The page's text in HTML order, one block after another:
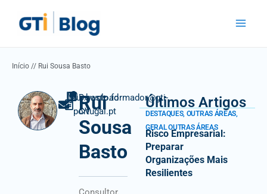
content
Início // Rui Sousa Basto
rui.basto.formador@gti-
portugal.pt
Download
CV
Rui
Sousa
Basto
Últimos Artigos
DESTAQUES, OUTRAS ÁREAS,
GERAL OUTRAS ÁREAS
Risco Empresarial:
Preparar
Organizações Mais
Resilientes